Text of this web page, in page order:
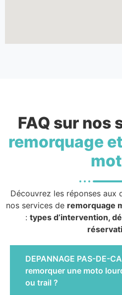
FAQ sur nos
remorquage
Découvrez les réponses aux
nos services de remorquage
: types d’intervention,
DEPANNAGE PAS-DE-
remorquer une moto
ou trail ?